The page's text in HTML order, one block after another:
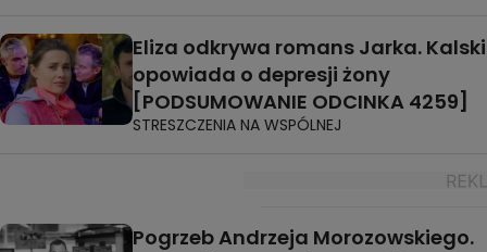
Eliza odkrywa romans Jarka. Kalski
opowiada o depresji żony
[PODSUMOWANIE ODCINKA 4259]
STRESZCZENIA NA WSPÓLNEJ
Pogrzeb Andrzeja Morozowskiego.